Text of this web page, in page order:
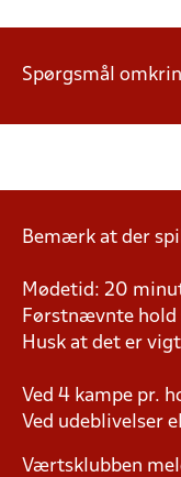
Spørgsmål
Bemærk at der
Mødetid: 20
Førstnævnte
Husk at det er
Ved 4 kampe pr.
Ved udeblivelser
Værtsklubben